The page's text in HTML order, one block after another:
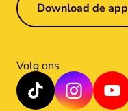
Download de app
Volg ons